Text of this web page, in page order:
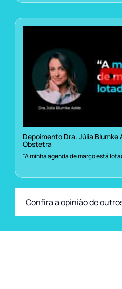
Depoimento Dra. Júlia Blumke
Obstetra
“A minha agenda de março está
Confira a opinião de